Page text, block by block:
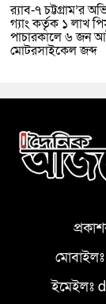
র‌্যাব-৭ চট্টগ্রাম’র
গ্যাং কর্তৃক ১ লাখ
পাচারকালে ৬ জন
মোটরসাইকেল জব্দ
ইমেইলঃ